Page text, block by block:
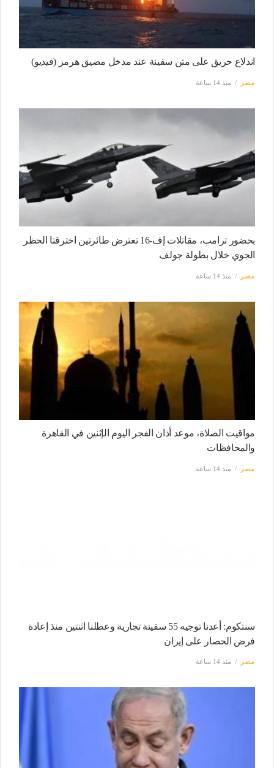
اندلاع حريق على متن سفينة عند مدخل مضيق هرمز (فيديو)
مصر منذ 14 ساعة
بحضور ترامب، مقاتلات إف-16 تعترض طائرتين اخترقتا الحظر
الجوي خلال بطولة جولف
مصر منذ 14 ساعة
مواقيت الصلاة، موعد أذان الفجر اليوم الإثنين في القاهرة
والمحافظات
مصر منذ 14 ساعة
سنتكوم: أعدنا توجيه 55 سفينة تجارية وعطلنا اثنتين منذ إعادة
فرض الحصار على إيران
مصر منذ 14 ساعة